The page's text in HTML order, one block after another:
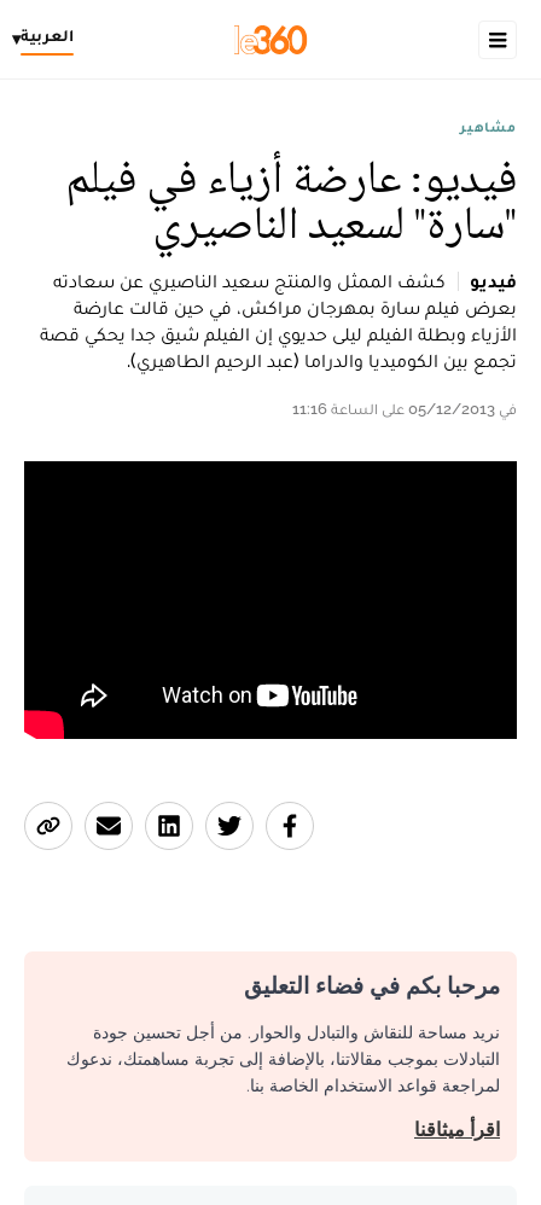
العربية▾
مشاهير
فيديو: عارضة أزياء في فيلم
"سارة" لسعيد الناصيري
فيديو
كشف الممثل والمنتج سعيد الناصيري عن سعادته
بعرض فيلم سارة بمهرجان مراكش، في حين قالت عارضة
الأزياء وبطلة الفيلم ليلى حديوي إن الفيلم شيق جدا يحكي قصة
تجمع بين الكوميديا والدراما (عبد الرحيم الطاهيري).
في 05/12/2013 على الساعة 11:16
مرحبا بكم في فضاء التعليق
نريد مساحة للنقاش والتبادل والحوار. من أجل تحسين جودة
التبادلات بموجب مقالاتنا، بالإضافة إلى تجربة مساهمتك، ندعوك
لمراجعة قواعد الاستخدام الخاصة بنا.
اقرأ ميثاقنا